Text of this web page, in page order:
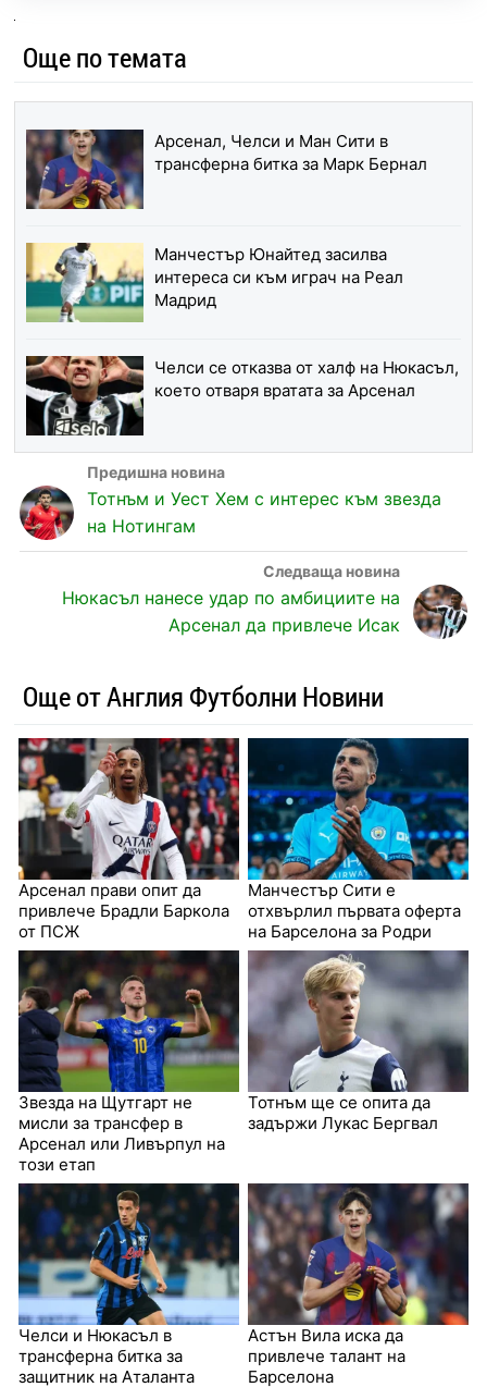
Още по темата
Арсенал, Челси и Ман Сити в
трансферна битка за Марк Бернал
Манчестър Юнайтед засилва
интереса си към играч на Реал
Мадрид
Челси се отказва от халф на Нюкасъл,
което отваря вратата за Арсенал
Тотнъм и Уест Хем с интерес към звезда
на Нотингам
Нюкасъл нанесе удар по амбициите на
Арсенал да привлече Исак
Още от Англия Футболни Новини
Арсенал прави опит да
привлече Брадли Баркола
от ПСЖ
Манчестър Сити е
отхвърлил първата оферта
на Барселона за Родри
Звезда на Щутгарт не
мисли за трансфер в
Арсенал или Ливърпул на
този етап
Тотнъм ще се опита да
задържи Лукас Бергвал
Челси и Нюкасъл в
трансферна битка за
защитник на Аталанта
Астън Вила иска да
привлече талант на
Барселона